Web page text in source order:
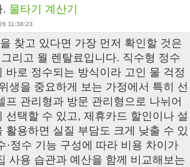
. 물타기 계산기
11:38:23
찾고 있다면 가장 먼저 확인할 것은
리고 월 렌탈료입니다. 직수형 정수
바로 정수되는 방식이라 고인 물 걱정
생을 중요하게 보는 가정에서 특히 선
프 관리형과 방문 관리형으로 나뉘어
선택할 수 있고, 제휴카드 할인이나 설
활용하면 실질 부담도 크게 낮출 수 있
·정수 기능 구성에 따라 비용 차이가
사용 습관과 예산을 함께 비교해보는